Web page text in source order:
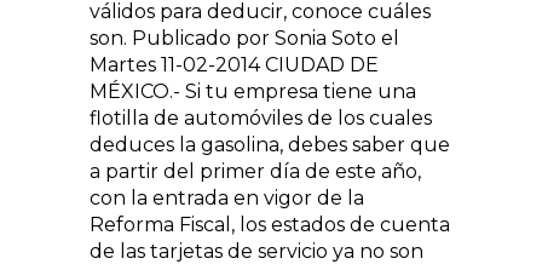
válidos para deducir, conoce cuáles
son. Publicado por Sonia Soto el
Martes 11-02-2014 CIUDAD DE
MÉXICO.- Si tu empresa tiene una
flotilla de automóviles de los cuales
deduces la gasolina, debes saber que
a partir del primer día de este año,
con la entrada en vigor de la
Reforma Fiscal, los estados de cuenta
de las tarjetas de servicio ya no son